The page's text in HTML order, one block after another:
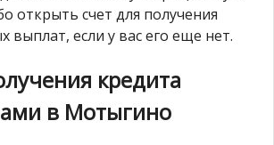
открыть счет для получения
выплат, если у вас его еще нет.
кредита
в Мотыгино